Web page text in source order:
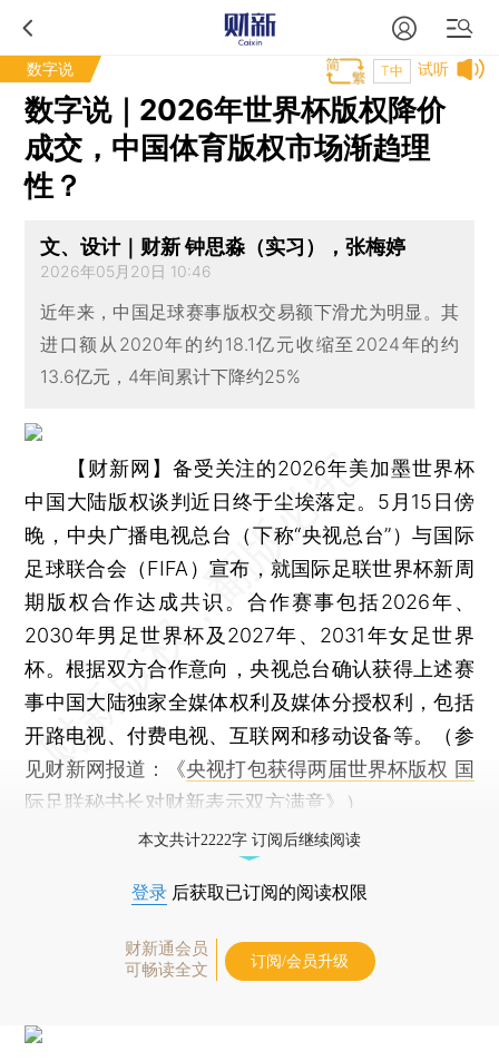
数字说 试听
T中
数字说｜2026年世界杯版权降价
成交，中国体育版权市场渐趋理
性？
文、设计｜财新 钟思淼（实习），张梅婷
2026年05月20日 10:46
近年来，中国足球赛事版权交易额下滑尤为明显。其
进口额从2020年的约18.1亿元收缩至2024年的约
13.6亿元，4年间累计下降约25%
【财新网】 备受关注的2026年美加墨世界杯
中国大陆版权谈判近日终于尘埃落定。5月15日傍
晚，中央广播电视总台（下称“央视总台”）与国际
足球联合会（FIFA）宣布，就国际足联世界杯新周
期版权合作达成共识。合作赛事包括2026年、
2030年男足世界杯及2027年、2031年女足世界
杯。根据双方合作意向，央视总台确认获得上述赛
事中国大陆独家全媒体权利及媒体分授权利，包括
开路电视、付费电视、互联网和移动设备等。（参
见财新网报道：《央视打包获得两届世界杯版权 国
际足联秘书长对财新表示双方满意》）
本文共计2222字 订阅后继续阅读
登录 后获取已订阅的阅读权限
财新通会员
可畅读全文
订阅/会员升级